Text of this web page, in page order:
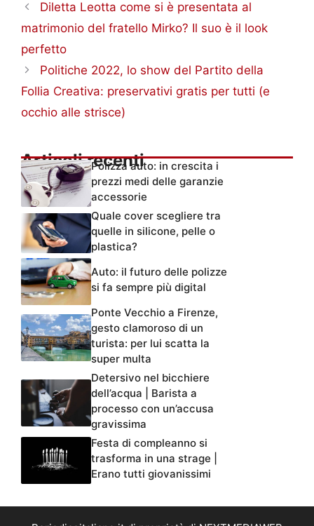
Diletta Leotta come si è presentata al
matrimonio del fratello Mirko? Il suo è il look
perfetto
Politiche 2022, lo show del Partito della
Follia Creativa: preservativi gratis per tutti (e
occhio alle strisce)
Articoli recentiPolizza auto: in crescita i
prezzi medi delle garanzie
accessorie
Quale cover scegliere tra
quelle in silicone, pelle o
plastica?
Auto: il futuro delle polizze
si fa sempre più digital
Ponte Vecchio a Firenze,
gesto clamoroso di un
turista: per lui scatta la
super multa
Detersivo nel bicchiere
dell’acqua | Barista a
processo con un’accusa
gravissima
Festa di compleanno si
trasforma in una strage |
Erano tutti giovanissimi